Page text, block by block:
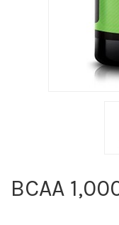
BCAA